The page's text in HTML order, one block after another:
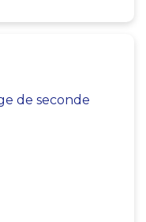
de seconde